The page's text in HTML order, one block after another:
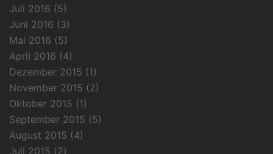
Juli 2016 (5)
Juni 2016 (3)
Mai 2016 (5)
April 2016 (4)
Dezember 2015 (1)
November 2015 (2)
Oktober 2015 (1)
September 2015 (5)
August 2015 (4)
Juli 2015 (2)